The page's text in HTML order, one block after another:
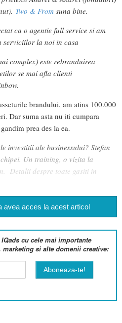
Two & From suna bine.
ca o agentie full service si am
serviciilor la noi in casa
complex) este rebranduirea
se mai afla clienti
brandului, am atins 100.000
Dar suma asta nu iti cumpara
prea des la ea.
investitii ale businessului? Stefan
Un training, o vizita la
Detalii despre toate gasiti in
avea acces la acest articol
cu cele mai importante
si alte domenii creative: